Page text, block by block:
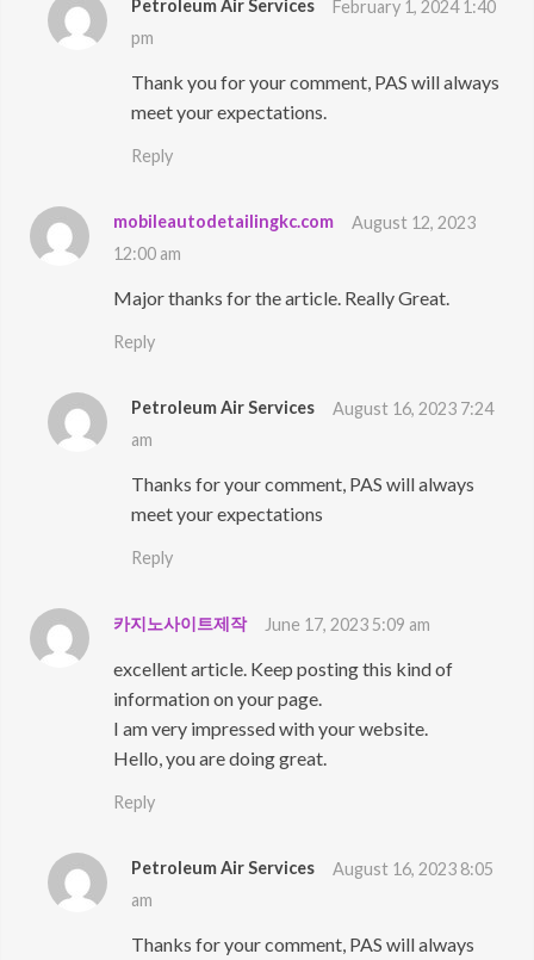
Petroleum Air Services
February 1, 2024 1:40
pm
Thank you for your comment, PAS will always
meet your expectations.
Reply
mobileautodetailingkc.com
August 12, 2023
12:00 am
Major thanks for the article. Really Great.
Reply
Petroleum Air Services
August 16, 2023 7:24
am
Thanks for your comment, PAS will always
meet your expectations
Reply
카지노사이트제작 June 17, 2023 5:09 am
excellent article. Keep posting this kind of
information on your page.
I am very impressed with your website.
Hello, you are doing great.
Reply
Petroleum Air Services
August 16, 2023 8:05
am
Thanks for your comment, PAS will always